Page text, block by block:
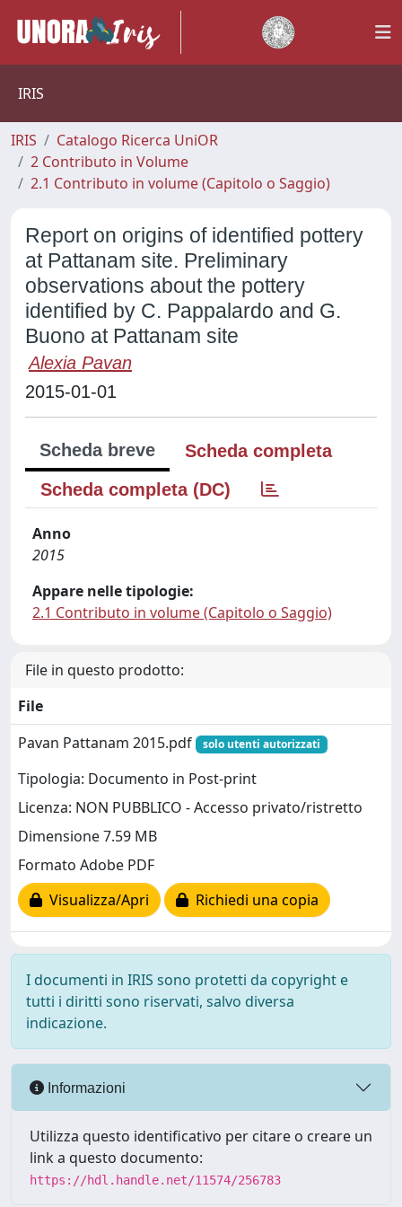
IRIS
IRIS
Catalogo Ricerca UniOR
2 Contributo in Volume
2.1 Contributo in volume (Capitolo o Saggio)
Report on origins of identified pottery
at Pattanam site. Preliminary
observations about the pottery
identified by C. Pappalardo and G.
Buono at Pattanam site
Alexia Pavan
2015-01-01
Scheda breve
Scheda completa
Scheda completa (DC)
Anno
2015
Appare nelle tipologie:
2.1 Contributo in volume (Capitolo o Saggio)
File in questo prodotto:
File
Pavan Pattanam 2015.pdf
solo utenti autorizzati
Tipologia: Documento in Post-print
Licenza: NON PUBBLICO - Accesso privato/ristretto
Dimensione 7.59 MB
Formato Adobe PDF
Visualizza/Apri
Richiedi una copia
I documenti in IRIS sono protetti da copyright e
tutti i diritti sono riservati, salvo diversa
indicazione.
Informazioni
Utilizza questo identificativo per citare o creare un
link a questo documento:
https://hdl.handle.net/11574/256783